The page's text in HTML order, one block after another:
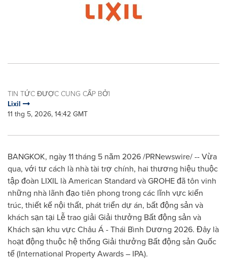
TIN TỨC ĐƯỢC CUNG CẤP BỞI
Lixil
11 thg 5, 2026, 14:42 GMT
BANGKOK, ngày 11 tháng 5 năm 2026 /PRNewswire/ -- Vừa
qua, với tư cách là nhà tài trợ chính, hai thương hiệu thuộc
tập đoàn LIXIL là American Standard và GROHE đã tôn vinh
những nhà lãnh đạo tiên phong trong các lĩnh vực kiến
trúc, thiết kế nội thất, phát triển dự án, bất động sản và
khách sạn tại Lễ trao giải Giải thưởng Bất động sản và
Khách sạn khu vực Châu Á - Thái Bình Dương 2026. Đây là
hoạt động thuộc hệ thống Giải thưởng Bất động sản Quốc
tế (International Property Awards – IPA).